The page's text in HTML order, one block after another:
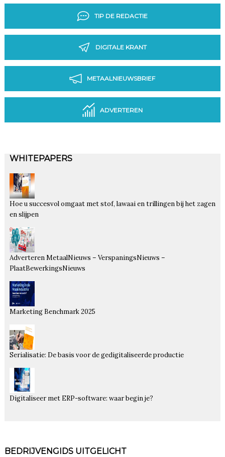
TIP DE REDACTIE
DIGITALE KRANT
METAALNIEUWSBRIEF
ADVERTEREN
WHITEPAPERS
Hoe u succesvol omgaat met stof, lawaai en trillingen bij het zagen
en slijpen
Adverteren MetaalNieuws – VerspaningsNieuws –
PlaatBewerkingsNieuws
Marketing Benchmark 2025
Serialisatie: De basis voor de gedigitaliseerde productie
Digitaliseer met ERP-software: waar begin je?
BEDRIJVENGIDS UITGELICHT